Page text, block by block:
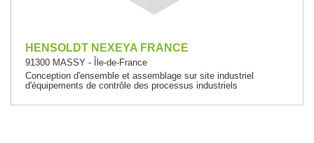
HENSOLDT NEXEYA FRANCE
91300 MASSY - Île-de-France
Conception d'ensemble et assemblage sur site industriel
d'équipements de contrôle des processus industriels